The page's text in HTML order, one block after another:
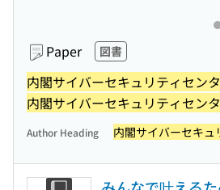
Paper 図書
内閣サイバーセキュリティセン
内閣サイバーセキュリティセン
Author Heading 内閣サイバーセキュ